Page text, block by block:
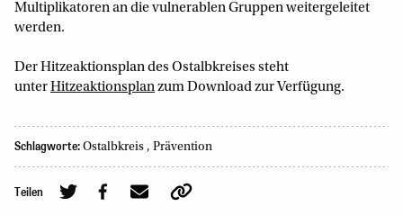
Multiplikatoren an die vulnerablen Gruppen weitergeleitet
werden.
Der Hitzeaktionsplan des Ostalbkreises steht
unterHitzeaktionsplanzum Download zur Verfügung.
Schlagworte: Ostalbkreis , Prävention
Teilen